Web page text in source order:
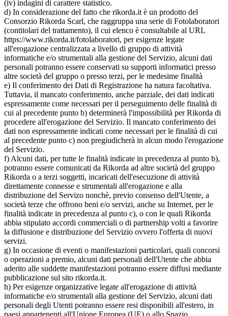
(iv) indagini di carattere statistico.
d) In considerazione del fatto che rikorda.it è un prodotto del
Consorzio Rikorda Scarl, che raggruppa una serie di Fotolaboratori
(contitolari del trattamento), il cui elenco è consultabile al URL
https://www.rikorda.it/fotolaboratori, per esigenze legate
all'erogazione centralizzata a livello di gruppo di attività
informatiche e/o strumentali alla gestione del Servizio, alcuni dati
personali potranno essere conservati su supporti informatici presso
altre società del gruppo o presso terzi, per le medesime finalità
e) Il conferimento dei Dati di Registrazione ha natura facoltativa.
Tuttavia, il mancato conferimento, anche parziale, dei dati indicati
espressamente come necessari per il perseguimento delle finalità di
cui al precedente punto b) determinerà l'impossibilità per Rikorda di
procedere all'erogazione del Servizio. Il mancato conferimento dei
dati non espressamente indicati come necessari per le finalità di cui
al precedente punto c) non pregiudicherà in alcun modo l'erogazione
del Servizio.
f) Alcuni dati, per tutte le finalità indicate in precedenza al punto b),
potranno essere comunicati da Rikorda ad altre società del gruppo
Rikorda o a terzi soggetti, incaricati dell'esecuzione di attività
direttamente connesse e strumentali all'erogazione e alla
distribuzione del Servizo nonchè, previo consenso dell'Utente, a
società terze che offrono beni e/o servizi, anche su Internet, per le
finalità indicate in precedenza al punto c), o con le quali Rikorda
abbia stipulato accordi commerciali o di partnership volti a favorire
la diffusione e distribuzione del Servizio ovvero l'offerta di nuovi
servizi.
g) In occasione di eventi o manifestazioni particolari, quali concorsi
o operazioni a premio, alcuni dati personali dell'Utente che abbia
aderito alle suddette manifestazioni potranno essere diffusi mediante
pubblicazione sul sito rikorda.it.
h) Per esigenze organizzative legate all'erogazione di attività
informatiche e/o strumentali alla gestione del Servizio, alcuni dati
personali degli Utenti potranno essere resi disponibili all'estero, in
paesi appartenenti all'Unione Europea (UE) o allo Spazio